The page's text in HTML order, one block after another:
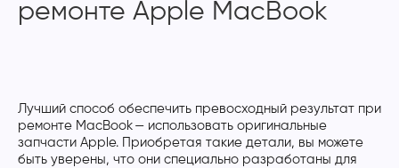
ремонте Apple MacBook
Лучший способ обеспечить превосходный результат при
ремонте MacBook — использовать оригинальные
запчасти Apple. Приобретая такие детали, вы можете
быть уверены, что они специально разработаны для